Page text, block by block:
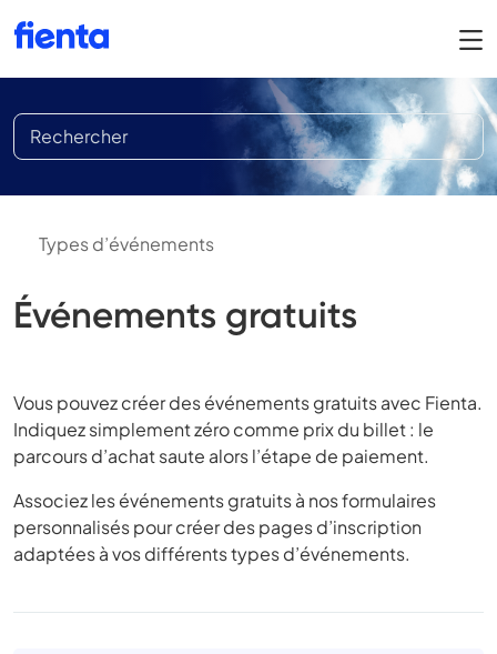
Types d’événements
Événements gratuits
Vous pouvez créer des événements gratuits avec Fienta.
Indiquez simplement zéro comme prix du billet : le
parcours d’achat saute alors l’étape de paiement.
Associez les événements gratuits à nos formulaires
personnalisés pour créer des pages d’inscription
adaptées à vos différents types d’événements.